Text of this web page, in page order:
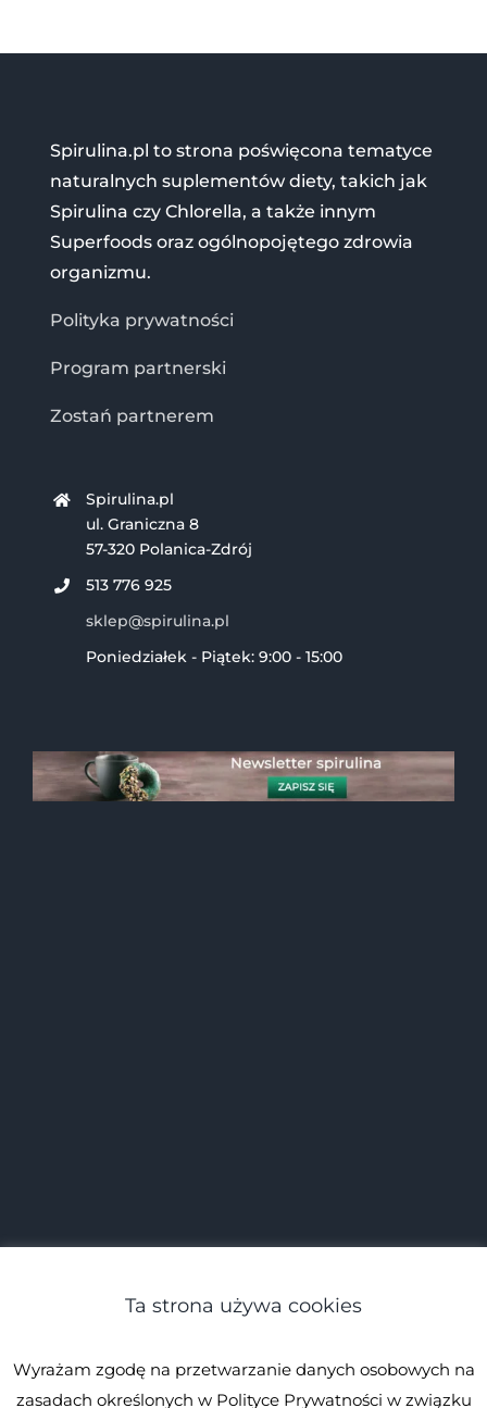
Spirulina.pl to strona poświęcona tematyce
naturalnych suplementów diety, takich jak
Spirulina czy Chlorella, a także innym
Superfoods oraz ogólnopojętego zdrowia
organizmu.
Polityka prywatności
Program partnerski
Zostań partnerem
Spirulina.pl
ul. Graniczna 8
57-320 Polanica-Zdrój
513 776 925
sklep@spirulina.pl
Poniedziałek - Piątek: 9:00 - 15:00
Ta strona używa cookies
Wyrażam zgodę na przetwarzanie danych osobowych na
zasadach określonych w Polityce Prywatności w związku